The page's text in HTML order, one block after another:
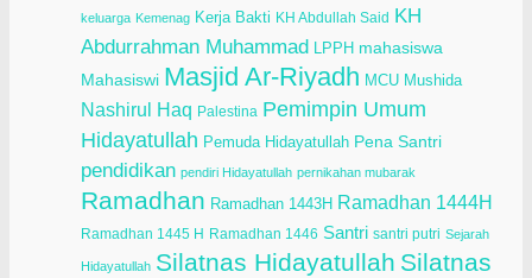
keluarga Kemenag Kerja Bakti KH Abdullah Said KH
Abdurrahman Muhammad LPPH mahasiswa
Mahasiswi Masjid Ar-Riyadh MCU Mushida
Nashirul Haq Palestina Pemimpin Umum
Hidayatullah Pemuda Hidayatullah Pena Santri
pendidikan pendiri Hidayatullah pernikahan mubarak
Ramadhan Ramadhan 1443H Ramadhan 1444H
Ramadhan 1445 H Ramadhan 1446 Santri santri putri Sejarah
Hidayatullah Silatnas Hidayatullah Silatnas